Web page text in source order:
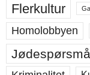
Flerkultur
Homolobbyen